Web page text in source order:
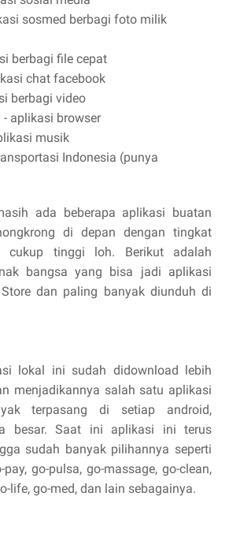
sosmed berbagi foto milik
berbagi file cepat
chat facebook
berbagi video
- aplikasi browser
musik
Indonesia (punya
ada beberapa aplikasi buatan
di depan dengan tingkat
cukup tinggi loh. Berikut adalah
bangsa yang bisa jadi aplikasi
dan paling banyak diunduh di
lokal ini sudah didownload lebih
menjadikannya salah satu aplikasi
terpasang di setiap android,
besar. Saat ini aplikasi ini terus
sudah banyak pilihannya seperti
pay, go-pulsa, go-massage, go-clean,
life, go-med, dan lain sebagainya.